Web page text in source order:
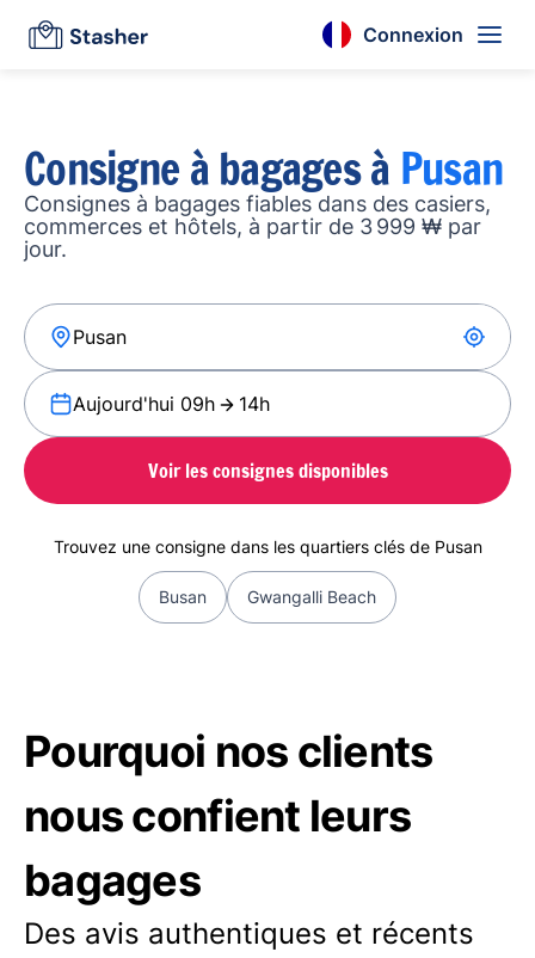
Connexion
Consigne à bagages à Pusan
Consignes à bagages fiables dans des casiers,
commerces et hôtels, à partir de 3 999 ₩ par
jour.
Aujourd'hui 09h 14h
Voir les consignes disponibles
Trouvez une consigne dans les quartiers clés de Pusan
Busan Gwangalli Beach
Pourquoi nos clients
nous confient leurs
bagages
Des avis authentiques et récents